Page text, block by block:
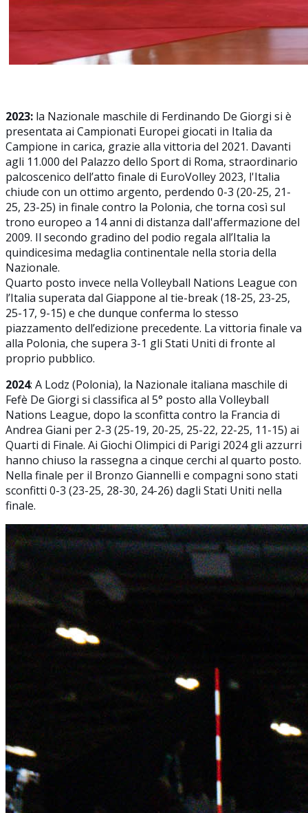
2023: la Nazionale maschile di Ferdinando De Giorgi si è
presentata ai Campionati Europei giocati in Italia da
Campione in carica, grazie alla vittoria del 2021. Davanti
agli 11.000 del Palazzo dello Sport di Roma, straordinario
palcoscenico dell’atto finale di EuroVolley 2023, l'Italia
chiude con un ottimo argento, perdendo 0-3 (20-25, 21-
25, 23-25) in finale contro la Polonia, che torna così sul
trono europeo a 14 anni di distanza dall'affermazione del
2009. Il secondo gradino del podio regala all’Italia la
quindicesima medaglia continentale nella storia della
Nazionale.
Quarto posto invece nella Volleyball Nations League con
l’Italia superata dal Giappone al tie-break (18-25, 23-25,
25-17, 9-15) e che dunque conferma lo stesso
piazzamento dell’edizione precedente. La vittoria finale va
alla Polonia, che supera 3-1 gli Stati Uniti di fronte al
proprio pubblico.
2024: A Lodz (Polonia), la Nazionale italiana maschile di
Fefè De Giorgi si classifica al 5° posto alla Volleyball
Nations League, dopo la sconfitta contro la Francia di
Andrea Giani per 2-3 (25-19, 20-25, 25-22, 22-25, 11-15) ai
Quarti di Finale. Ai Giochi Olimpici di Parigi 2024 gli azzurri
hanno chiuso la rassegna a cinque cerchi al quarto posto.
Nella finale per il Bronzo Giannelli e compagni sono stati
sconfitti 0-3 (23-25, 28-30, 24-26) dagli Stati Uniti nella
finale.